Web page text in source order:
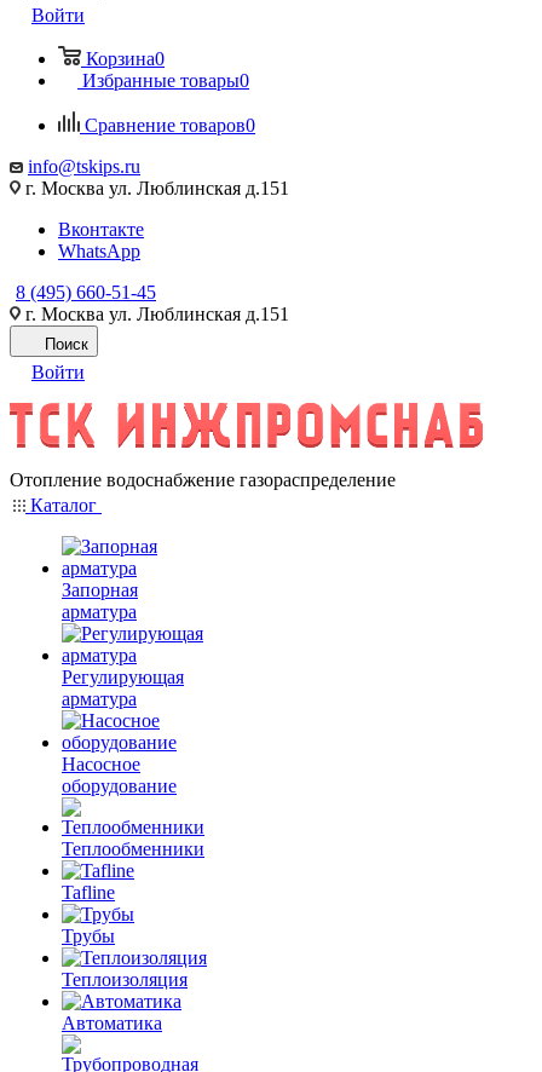
Войти
Корзина0
Избранные товары0
Сравнение товаров0
info@tskips.ru
г. Москва ул. Люблинская д.151
Вконтакте
WhatsApp
8 (495) 660-51-45
г. Москва ул. Люблинская д.151
Поиск
Войти
Отопление водоснабжение газораспределение
Каталог
Запорная
арматура
Регулирующая
арматура
Насосное
оборудование
Теплообменники
Tafline
Трубы
Теплоизоляция
Автоматика